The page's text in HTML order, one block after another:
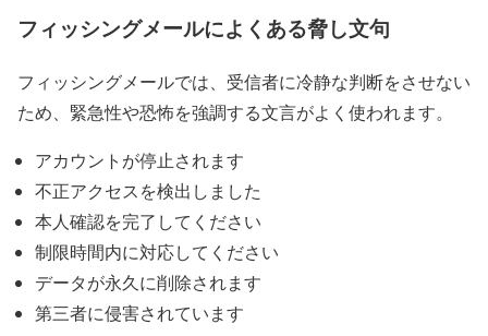
フィッシングメールによくある脅し文句
フィッシングメールでは、受信者に冷静な判断をさせない
ため、緊急性や恐怖を強調する文言がよく使われます。
アカウントが停止されます
不正アクセスを検出しました
本人確認を完了してください
制限時間内に対応してください
データが永久に削除されます
第三者に侵害されています